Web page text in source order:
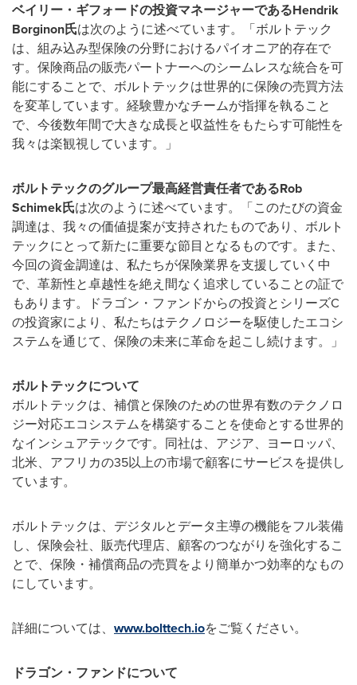
ベイリー・ギフォードの投資マネージャーであるHendrik
Borginon氏は次のように述べています。「ボルトテック
は、組み込み型保険の分野におけるパイオニア的存在で
す。保険商品の販売パートナーへのシームレスな統合を可
能にすることで、ボルトテックは世界的に保険の売買方法
を変革しています。経験豊かなチームが指揮を執ること
で、今後数年間で大きな成長と収益性をもたらす可能性を
我々は楽観視しています。」
ボルトテックのグループ最高経営責任者であるRob
Schimek氏は次のように述べています。「このたびの資金
調達は、我々の価値提案が支持されたものであり、ボルト
テックにとって新たに重要な節目となるものです。また、
今回の資金調達は、私たちが保険業界を支援していく中
で、革新性と卓越性を絶え間なく追求していることの証で
もあります。ドラゴン・ファンドからの投資とシリーズC
の投資家により、私たちはテクノロジーを駆使したエコシ
ステムを通じて、保険の未来に革命を起こし続けます。」
ボルトテックについて
ボルトテックは、補償と保険のための世界有数のテクノロ
ジー対応エコシステムを構築することを使命とする世界的
なインシュアテックです。同社は、アジア、ヨーロッパ、
北米、アフリカの35以上の市場で顧客にサービスを提供し
ています。
ボルトテックは、デジタルとデータ主導の機能をフル装備
し、保険会社、販売代理店、顧客のつながりを強化するこ
とで、保険・補償商品の売買をより簡単かつ効率的なもの
にしています。
詳細については、 www.bolttech.ioをご覧ください。
ドラゴン・ファンドについて